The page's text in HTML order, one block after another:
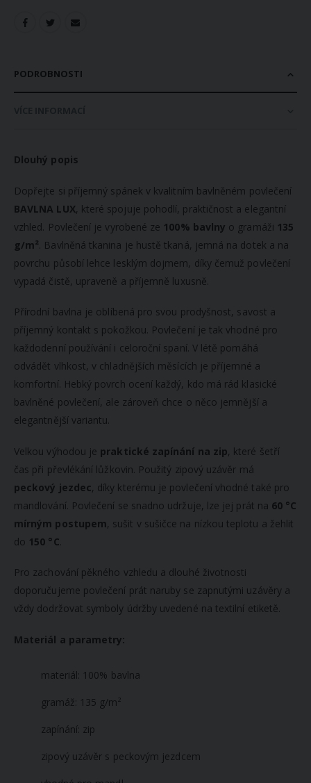
PODROBNOSTI
Dlouhý popis
Dopřejte si příjemný spánek v kvalitním bavlněném povlečení
BAVLNA LUX, které spojuje pohodlí, praktičnost a elegantní
vzhled. Povlečení je vyrobené ze 100% bavlny o gramáži 135
g/m² . Bavlněná tkanina je hustě tkaná, jemná na dotek a na
povrchu působí lehce lesklým dojmem, díky čemuž povlečení
vypadá čistě, upraveně a příjemně luxusně.
Přírodní bavlna je oblíbená pro svou prodyšnost, savost a
příjemný kontakt s pokožkou. Povlečení je tak vhodné pro
každodenní používání i celoroční spaní. V létě pomáhá
odvádět vlhkost, v chladnějších měsících je příjemné a
komfortní. Hebký povrch ocení každý, kdo má rád klasické
bavlněné povlečení, ale zároveň chce o něco jemnější a
elegantnější variantu.
Velkou výhodou je praktické zapínání na zip, které šetří
čas při převlékání lůžkovin. Použitý zipový uzávěr má
peckový jezdec, díky kterému je povlečení vhodné také pro
mandlování. Povlečení se snadno udržuje, lze jej prát na 60 °C
mírným postupem, sušit v sušičce na nízkou teplotu a žehlit
do 150 °C
Pro zachování pěkného vzhledu a dlouhé životnosti
doporučujeme povlečení prát naruby se zapnutými uzávěry a
vždy dodržovat symboly údržby uvedené na textilní etiketě.
Materiál a parametry:
materiál: 100% bavlna
gramáž: 135 g/m²
zapínání: zip
zipový uzávěr s peckovým jezdcem